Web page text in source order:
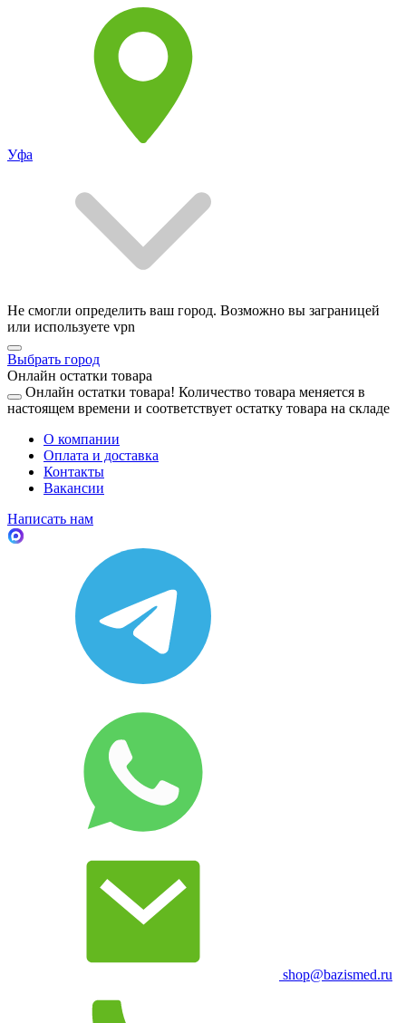
Уфа
Не смогли определить ваш город. Возможно вы заграницей
или используете vpn
Выбрать город
Онлайн остатки товара
Онлайн остатки товара! Количество товара меняется в
настоящем времени и соответствует остатку товара на складе
О компании
Оплата и доставка
Контакты
Вакансии
Написать нам
shop@bazismed.ru